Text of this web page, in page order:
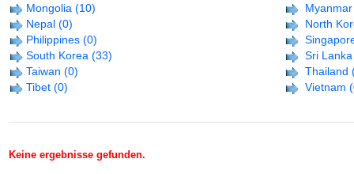
Mongolia (10)
Myanmar
Nepal (0)
North
Philippine­s (0)
South Korea (33)
Sri Lanka
Taiwan (0) Thailand
Tibet (0) Vietnam
Keine ergebnisse gefunden.